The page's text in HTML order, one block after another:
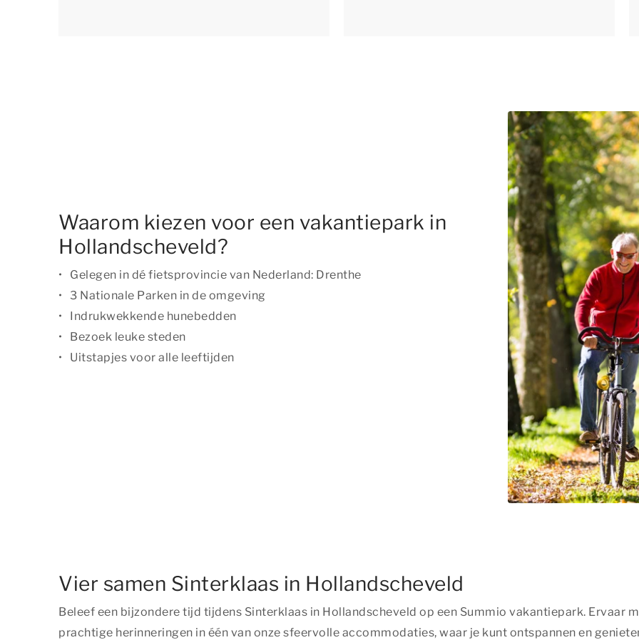
Waarom kiezen voor een vakantiepark in
Hollandscheveld?
Gelegen in dé fietsprovincie van Nederland: Drenthe
3 Nationale Parken in de omgeving
Indrukwekkende hunebedden
Bezoek leuke steden
Uitstapjes voor alle leeftijden
Vier samen Sinterklaas in Hollandscheveld
Beleef een bijzondere tijd tijdens Sinterklaas in Hollandscheveld op een Summio vakantiepark. Ervaar
prachtige herinneringen in één van onze sfeervolle accommodaties, waar je kunt ontspannen en